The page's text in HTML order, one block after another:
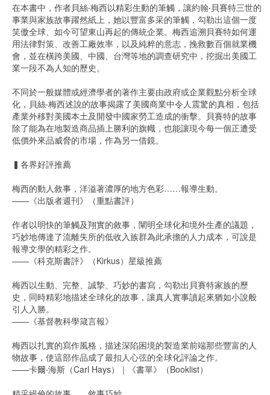
在本書中，作者貝絲‧梅西以精彩生動的筆觸，讓約翰‧貝賽特三世的
事業與家族故事躍然紙上，她以豐富多采的筆觸，勾勒出這個一度
笑傲全球、如今可望東山再起的傳統企業。梅西追溯貝賽特如何運
用法律對策、改善工廠效率，以及純粹的意志，挽救數百個就業機
會，並在橫跨美國、中國、台灣等地的調查研究中，挖掘出美國工
業一段不為人知的歷史。
不同於一般媒體或經濟學者的著作主要由政府或企業觀點分析全球
化，貝絲‧梅西述說的故事揭露了美國商業中令人震驚的真相，包括
產業外移對美國本土及開發中國家勞工造成的衝擊。貝賽特的故事
除了能為在地製造商品插上勝利的旗幟，也能讓現今每一個正遭受
低價外來品威脅的市場，作為另一借鏡。
▍各界好評推薦
梅西的動人敘事，洋溢著濃厚的地方色彩……報導生動。
——《出版者週刊》（重點書評）
作者以明快的筆觸及翔實的敘事，闡明全球化和境外生產的議題，
巧妙地傳達了流離失所的低收入族群為此承擔的人力成本，可說是
報導文學的精彩之作。
——《科克斯書評》（Kirkus）星級推薦
梅西以生動、完整、誠摯、巧妙的書寫，勾勒出貝賽特家族的歷
史，同時精彩地描述全球化的故事，讓真人實事讀起來猶如小說般
引人入勝。
——《基督教科學箴言報》
梅西以扎實的寫作風格，描述深陷困境的製造業前端那些豐富的人
物故事，使這部作品成了最扣人心弦的全球化評論之作。
——卡爾‧海斯（Carl Hays）｜《書單》（Booklist）